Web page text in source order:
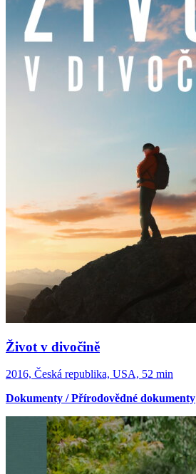
Život v divočině
2016, Česká republika, USA, 52 min
Dokumenty / Přírodovědné dokumenty